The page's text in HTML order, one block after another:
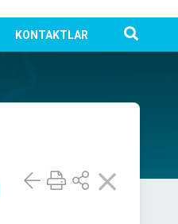
KONTAKTLAR